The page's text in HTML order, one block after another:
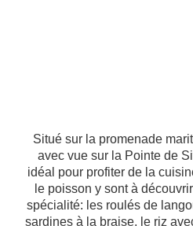
Situé sur la promenade
avec vue sur la Pointe de
idéal pour profiter de la
le poisson y sont à
spécialité: les roulés de
sardines à la braise, le riz